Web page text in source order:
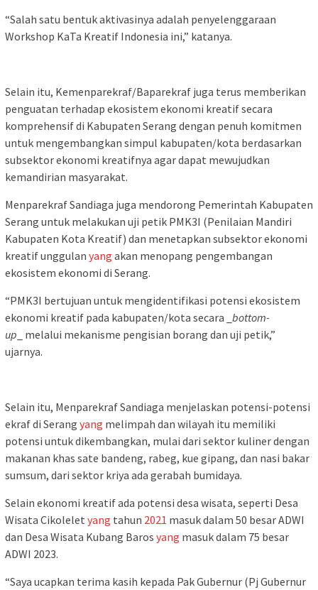
“Salah satu bentuk aktivasinya adalah penyelenggaraan
Workshop KaTa Kreatif Indonesia ini,” katanya.
Selain itu, Kemenparekraf/Baparekraf juga terus memberikan
penguatan terhadap ekosistem ekonomi kreatif secara
komprehensif di Kabupaten Serang dengan penuh komitmen
untuk mengembangkan simpul kabupaten/kota berdasarkan
subsektor ekonomi kreatifnya agar dapat mewujudkan
kemandirian masyarakat.
Menparekraf Sandiaga juga mendorong Pemerintah Kabupaten
Serang untuk melakukan uji petik PMK3I (Penilaian Mandiri
Kabupaten Kota Kreatif) dan menetapkan subsektor ekonomi
kreatif unggulan yang akan menopang pengembangan
ekosistem ekonomi di Serang.
“PMK3I bertujuan untuk mengidentifikasi potensi ekosistem
ekonomi kreatif pada kabupaten/kota secara _ bottom-
up _ melalui mekanisme pengisian borang dan uji petik,”
ujarnya.
Selain itu, Menparekraf Sandiaga menjelaskan potensi-potensi
ekraf di Serang yang melimpah dan wilayah itu memiliki
potensi untuk dikembangkan, mulai dari sektor kuliner dengan
makanan khas sate bandeng, rabeg, kue gipang, dan nasi bakar
sumsum, dari sektor kriya ada gerabah bumidaya.
Selain ekonomi kreatif ada potensi desa wisata, seperti Desa
Wisata Cikolelet yang tahun 2021 masuk dalam 50 besar ADWI
dan Desa Wisata Kubang Baros yang masuk dalam 75 besar
ADWI 2023.
“Saya ucapkan terima kasih kepada Pak Gubernur (Pj Gubernur